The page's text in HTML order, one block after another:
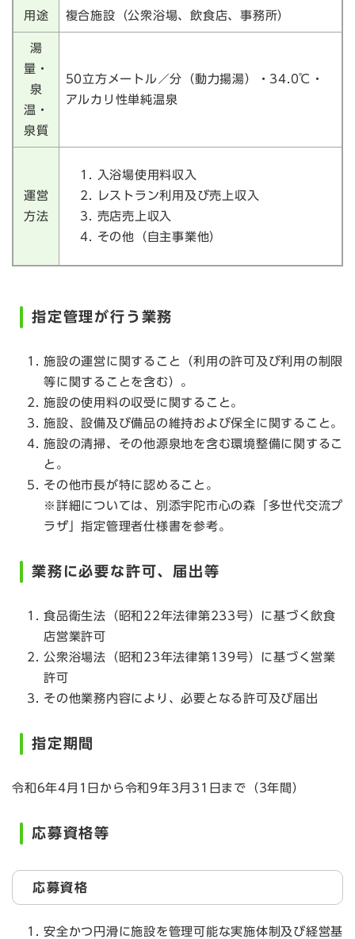
用途 複合施設（公衆浴場、飲食店、事務所）
湯
量・
泉
温・
泉質
50立方メートル／分（動力揚湯）・34.0℃・
アルカリ性単純温泉
運営
方法
入浴場使用料収入
レストラン利用及び売上収入
売店売上収入
その他（自主事業他）
指定管理が行う業務
施設の運営に関すること（利用の許可及び利用の制限
等に関することを含む）。
施設の使用料の収受に関すること。
施設、設備及び備品の維持および保全に関すること。
施設の清掃、その他源泉地を含む環境整備に関するこ
と。
その他市長が特に認めること。
※詳細については、別添宇陀市心の森「多世代交流プ
ラザ」指定管理者仕様書を参考。
業務に必要な許可、届出等
食品衛生法（昭和22年法律第233号）に基づく飲食
店営業許可
公衆浴場法（昭和23年法律第139号）に基づく営業
許可
その他業務内容により、必要となる許可及び届出
指定期間
令和6年4月1日から令和9年3月31日まで（3年間）
応募資格等
応募資格
安全かつ円滑に施設を管理可能な実施体制及び経営基